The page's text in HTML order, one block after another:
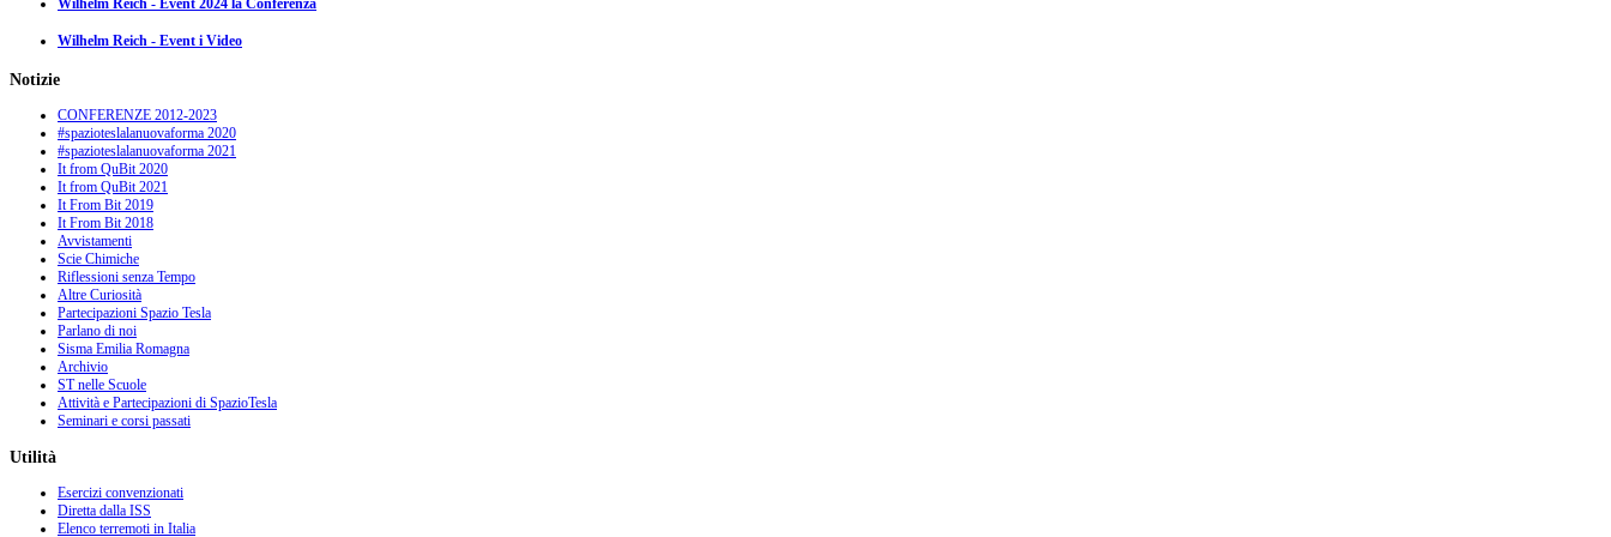
Wilhelm Reich - Event 2024 la Conferenza
Wilhelm Reich - Event i Video
Notizie
CONFERENZE 2012-2023
#spazioteslalanuovaforma 2020
#spazioteslalanuovaforma 2021
It from QuBit 2020
It from QuBit 2021
It From Bit 2019
It From Bit 2018
Avvistamenti
Scie Chimiche
Riflessioni senza Tempo
Altre Curiosità
Partecipazioni Spazio Tesla
Parlano di noi
Sisma Emilia Romagna
Archivio
ST nelle Scuole
Attività e Partecipazioni di SpazioTesla
Seminari e corsi passati
Utilità
Esercizi convenzionati
Diretta dalla ISS
Elenco terremoti in Italia